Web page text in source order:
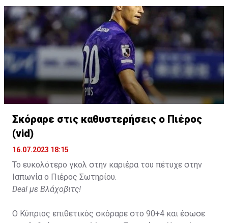
Σκόραρε στις καθυστερήσεις ο Πιέρος
(vid)
16.07.2023 18:15
Το ευκολότερο γκολ στην καριέρα του πέτυχε στην
Ιαπωνία ο Πιέρος Σωτηρίου.
Deal με Βλάχοβιτς!
Ο Κύπριος επιθετικός σκόραρε στο 90+4 και έσωσε